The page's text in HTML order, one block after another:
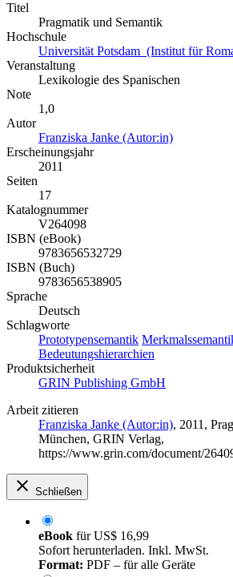
Titel
Pragmatik und Semantik
Hochschule
Universität Potsdam (Institut für
Veranstaltung
Lexikologie des Spanischen
Note
1,0
Autor
Franziska Janke (Autor:in)
Erscheinungsjahr
2011
Seiten
17
Katalognummer
V264098
ISBN (eBook)
9783656532729
ISBN (Buch)
9783656538905
Sprache
Deutsch
Schlagworte
Prototypensemantik
Bedeutungshierarchien
Produktsicherheit
GRIN Publishing GmbH
Arbeit zitieren
Franziska Janke (Autor:in), 2011,
München, GRIN Verlag,
https://www.grin.com/document/
Schließen
eBook fürUS$ 16,99
Sofort herunterladen. Inkl. MwSt.
Format: PDF – für alle Geräte